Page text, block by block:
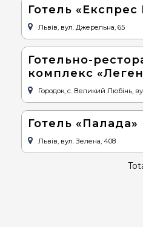
Готель «Експрес
Львів, вул. Джерельна, 65
Готельно-
комплекс
Городок, с. Великий Любінь,
Готель «Палада»
Львів, вул. Зелена, 408